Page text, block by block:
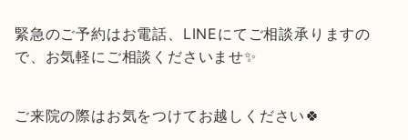
緊急のご予約はお電話、LINEにてご相談承りますの
で、お気軽にご相談くださいませ✨
ご来院の際はお気をつけてお越しください🍀